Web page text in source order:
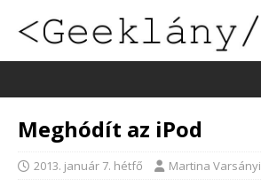
Meghódít az iPod
2013. január 7. hétfő Martina Varsányi